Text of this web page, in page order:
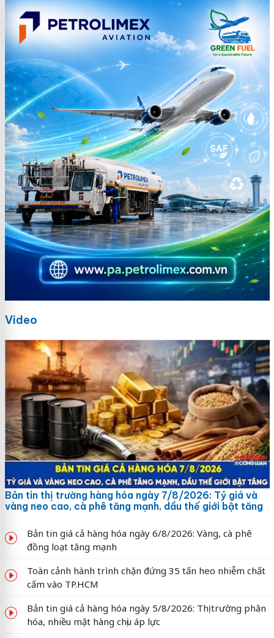
Video
Bản tin thị trường hàng hóa ngày 7/8/2026: Tỷ giá và
vàng neo cao, cà phê tăng mạnh, dầu thế giới bật tăng
Bản tin giá cả hàng hóa ngày 6/8/2026: Vàng, cà phê
đồng loạt tăng mạnh
Toàn cảnh hành trình chặn đứng 35 tấn heo nhiễm chất
cấm vào TP.HCM
Bản tin giá cả hàng hóa ngày 5/8/2026: Thị trường phân
hóa, nhiều mặt hàng chịu áp lực